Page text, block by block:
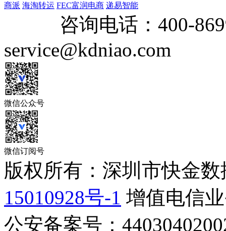
商派 海淘转运 FEC富润电商 递易智能
咨询电话： 400-
service@kdniao.com
微信公众号
微信订阅号
版权所有：深圳市快金
15010928号-1 增值电信
公安备案号：